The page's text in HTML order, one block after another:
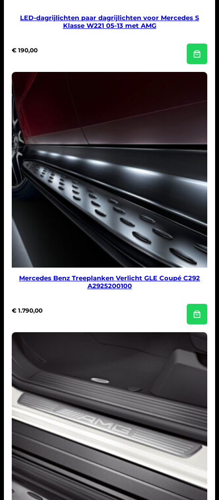
LED-dagrijlichten paar dagrijlichten voor Mercedes S
Klasse W221 05-13 met AMG
€ 190,00
Mercedes Benz Treeplanken Verlicht GLE Coupé C292
A2925200100
€ 1.790,00